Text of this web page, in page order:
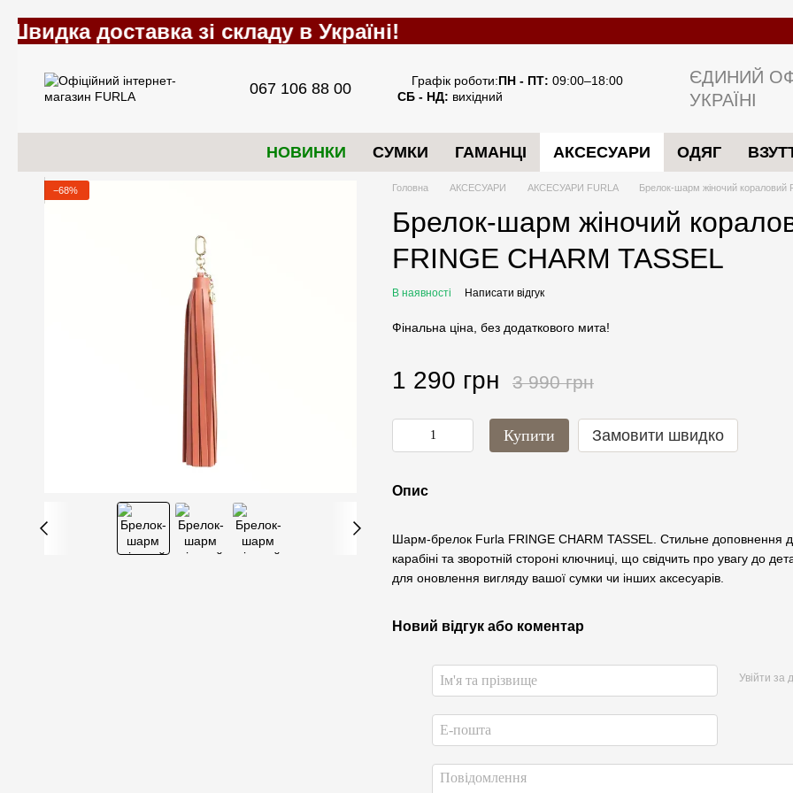
Перейти до основного контенту
067 106 88 00 Графік роботи:ПН - ПТ: 09:00–18:00
СБ - НД: вихідний
ЄДИНИЙ
УКРАЇНІ
НОВИНКИ СУМКИ ГАМАНЦІ АКСЕСУАРИ ОДЯГ
−68% Головна АКСЕСУАРИ АКСЕСУАРИ FURLA Брелок-шарм жіночий кораловий
Брелок-шарм жіночий
FRINGE CHARM TASSEL
В наявності Написати відгук
Фінальна ціна, без додаткового мита!
1 290 грн 3 990 грн
Купити Замовити швидко
Опис
Шарм-брелок Furla FRINGE CHARM TASSEL. Стильне доповнення
карабіні та зворотній стороні ключниці, що свідчить про увагу до
для оновлення вигляду вашої сумки чи інших аксесуарів.
Новий відгук або коментар
Увійти за